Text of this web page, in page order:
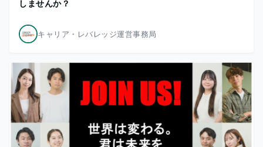
しませんか？
キャリア・レバレッジ運営事務局